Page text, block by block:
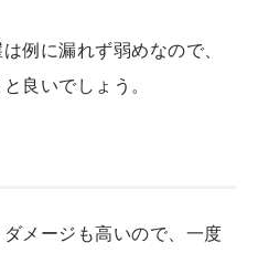
例に漏れず弱めなので、
良いでしょう。
メージも高いので、一度